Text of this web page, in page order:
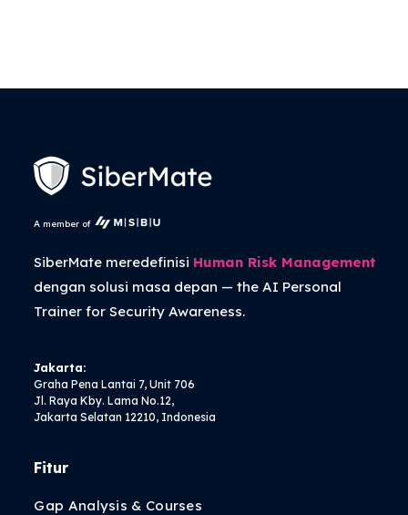
A member of
SiberMate meredefinisi Human Risk Management
dengan solusi masa depan — theAI Personal
Trainerfor Security Awareness.
Jakarta:
Graha Pena Lantai 7, Unit 706
Jl. Raya Kby. Lama No.12,
Jakarta Selatan 12210, Indonesia
Fitur
Gap Analysis & Courses